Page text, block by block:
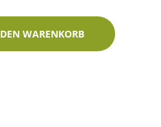
60ml Glasurit-Zweischichtlack Menge
WARENKORB